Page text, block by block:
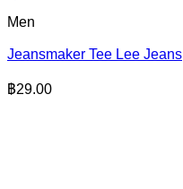
Men
Jeansmaker Tee Lee Jeans
฿29.00